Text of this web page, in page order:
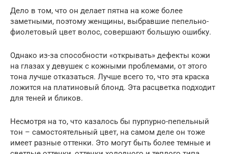
Дело в том, что он делает пятна на коже более
заметными, поэтому женщины, выбравшие пепельно-
фиолетовый цвет волос, совершают большую ошибку.
Однако из-за способности «открывать» дефекты кожи
на глазах у девушек с кожными проблемами, от этого
тона лучше отказаться. Лучше всего то, что эта краска
ложится на платиновый блонд. Эта расцветка подходит
для теней и бликов.
Несмотря на то, что казалось бы пурпурно-пепельный
тон – самостоятельный цвет, на самом деле он тоже
имеет разные оттенки. Это могут быть более темные и